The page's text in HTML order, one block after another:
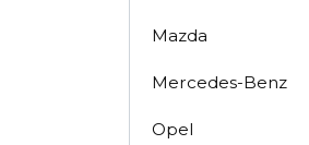
Mazda
Mercedes-Benz
Opel